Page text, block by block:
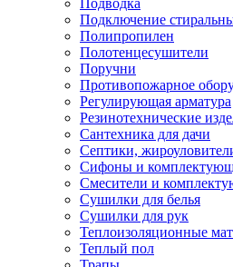
Подводка
Подключение
Полипропилен
Полотенцесушители
Поручни
Противопожарное
Регулирующая арматура
Резинотехнические
Сантехника для дачи
Септики,
Сифоны и
Смесители и
Сушилки для белья
Сушилки для рук
Теплоизоляционные
Теплый пол